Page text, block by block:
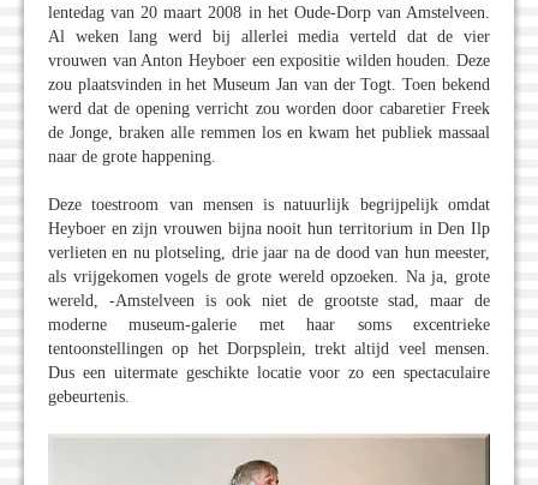
lentedag van 20 maart 2008 in het Oude-Dorp van Amstelveen.
Al weken lang werd bij allerlei media verteld dat de vier
vrouwen van Anton Heyboer een expositie wilden houden. Deze
zou plaatsvinden in het Museum Jan van der Togt. Toen bekend
werd dat de opening verricht zou worden door cabaretier Freek
de Jonge, braken alle remmen los en kwam het publiek massaal
naar de grote happening.
Deze toestroom van mensen is natuurlijk begrijpelijk omdat
Heyboer en zijn vrouwen bijna nooit hun territorium in Den Ilp
verlieten en nu plotseling, drie jaar na de dood van hun meester,
als vrijgekomen vogels de grote wereld opzoeken. Na ja, grote
wereld, -Amstelveen is ook niet de grootste stad, maar de
moderne museum-galerie met haar soms excentrieke
tentoonstellingen op het Dorpsplein, trekt altijd veel mensen.
Dus een uitermate geschikte locatie voor zo een spectaculaire
gebeurtenis.